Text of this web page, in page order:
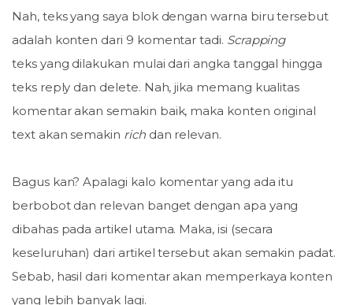
Nah, teks yang saya blok dengan warna biru tersebut
adalah konten dari 9 komentar tadi. Scrapping
teks yang dilakukan mulai dari angka tanggal hingga
teks reply dan delete. Nah, jika memang kualitas
komentar akan semakin baik, maka konten original
text akan semakin richdan relevan.
Bagus kan? Apalagi kalo komentar yang ada itu
berbobot dan relevan banget dengan apa yang
dibahas pada artikel utama. Maka, isi (secara
keseluruhan) dari artikel tersebut akan semakin padat.
Sebab, hasil dari komentar akan memperkaya konten
yang lebih banyak lagi.